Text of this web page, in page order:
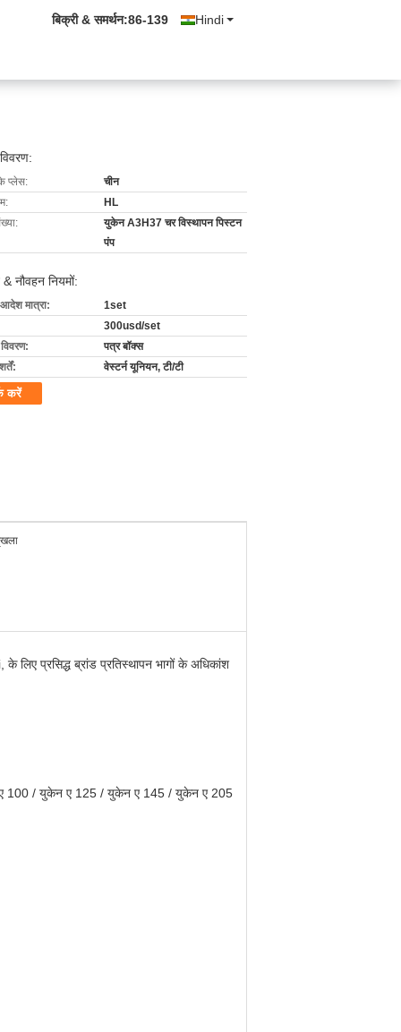
Hindi
बिक्री & समर्थन:86-139
के प्लेस:
चीन
HL
युकेन A3H37 चर विस्थापन पिस्टन
पंप
नौवहन नियमों:
मात्रा:
1set
300usd/set
पत्र बॉक्स
वेस्टर्न यूनियन, टी/टी
करें
प्रसिद्ध ब्रांड प्रतिस्थापन भागों के अधिकांश
100 / युकेन ए 125 / युकेन ए 145 / युकेन ए 205